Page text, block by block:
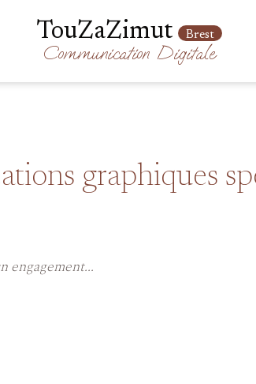
TouZaZimut Brest
Communication Digitale
graphiques
engagement...